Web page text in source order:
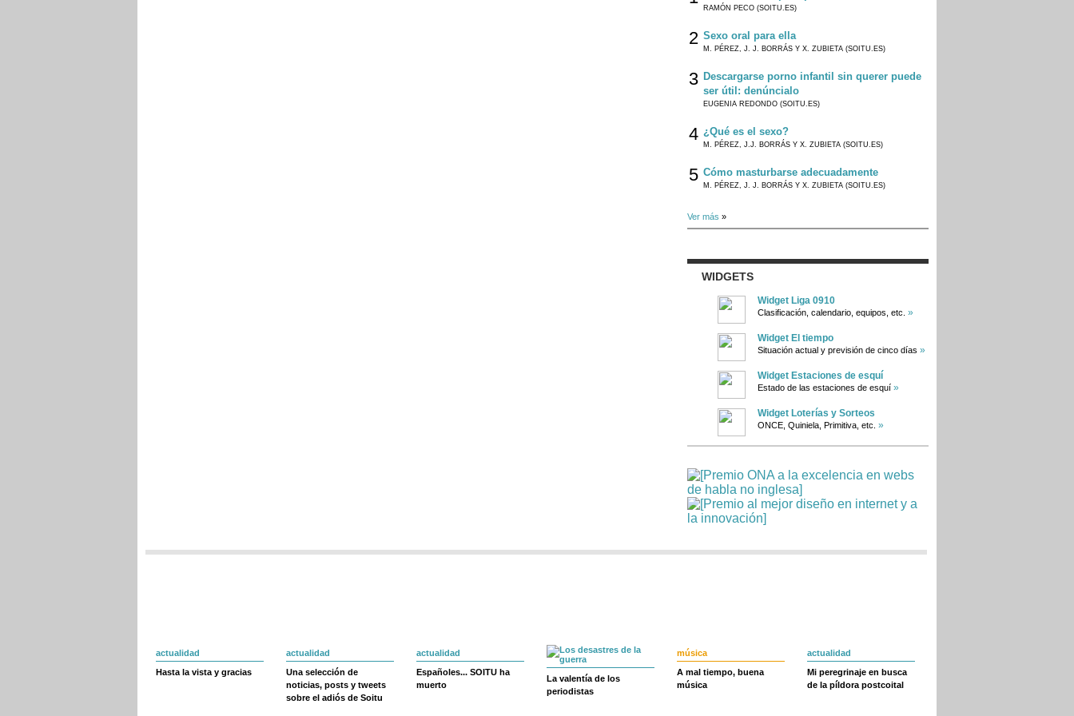
RAMÓN PECO (SOITU.ES)
2 Sexo oral para ella
M. PÉREZ, J. J. BORRÁS Y X. ZUBIETA (SOITU.ES)
3 Descargarse porno infantil sin querer puede
ser útil: denúncialo
EUGENIA REDONDO (SOITU.ES)
4 ¿Qué es el sexo?
M. PÉREZ, J.J. BORRÁS Y X. ZUBIETA (SOITU.ES)
5 Cómo masturbarse adecuadamente
M. PÉREZ, J. J. BORRÁS Y X. ZUBIETA (SOITU.ES)
Ver más »
WIDGETS
Widget Liga 0910
Clasificación, calendario, equipos, etc. »
Widget El tiempo
Situación actual y previsión de cinco días »
Widget Estaciones de esquí
Estado de las estaciones de esquí »
Widget Loterías y Sorteos
ONCE, Quiniela, Primitiva, etc. »
actualidad
Hasta la vista y gracias
actualidad
Una selección de
noticias, posts y tweets
sobre el adiós de Soitu
actualidad
Españoles... SOITU ha
muerto
La valentía de los
periodistas
música
A mal tiempo, buena
música
actualidad
Mi peregrinaje en busca
de la píldora postcoital